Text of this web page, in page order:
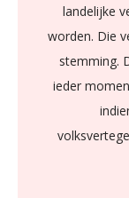
landelijke
worden. Die
stemming.
ieder